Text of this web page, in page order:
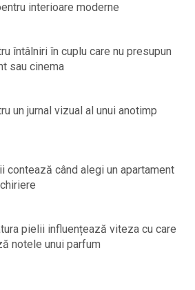
interioare moderne
întâlniri în cuplu care nu presupun
sau cinema
un jurnal vizual al unui anotimp
contează când alegi un apartament
pielii influențează viteza cu care
notele unui parfum